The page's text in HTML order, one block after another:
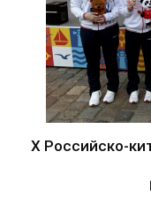
Х Российско-